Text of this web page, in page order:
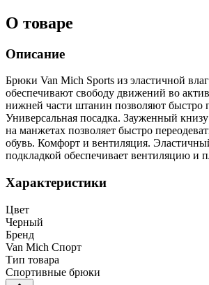
О товаре
Описание
Брюки Van Mich Sports из эластичной
обеспечивают свободу движений во
нижней части штанин позволяют быстро
Универсальная посадка. Зауженный
на манжетах позволяет быстро
обувь. Комфорт и вентиляция.
подкладкой обеспечивает вентиляцию и
Характеристики
Цвет
Черный
Бренд
Van Mich Спорт
Тип товара
Спортивные брюки